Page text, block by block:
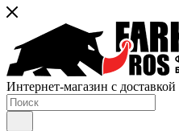
Интернет-магазин с